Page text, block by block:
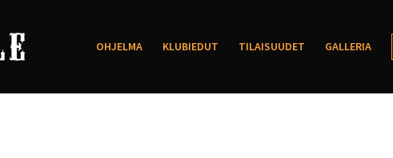
OHJELMA KLUBIEDUT TILAISUUDET GALLERIA